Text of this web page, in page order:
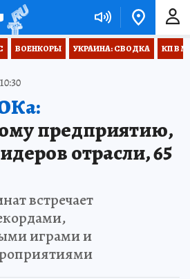
ВОЕНКОРЫ УКРАИНА: СВОДКА КП В
предприятию,
отрасли, 65
встречает
играми и